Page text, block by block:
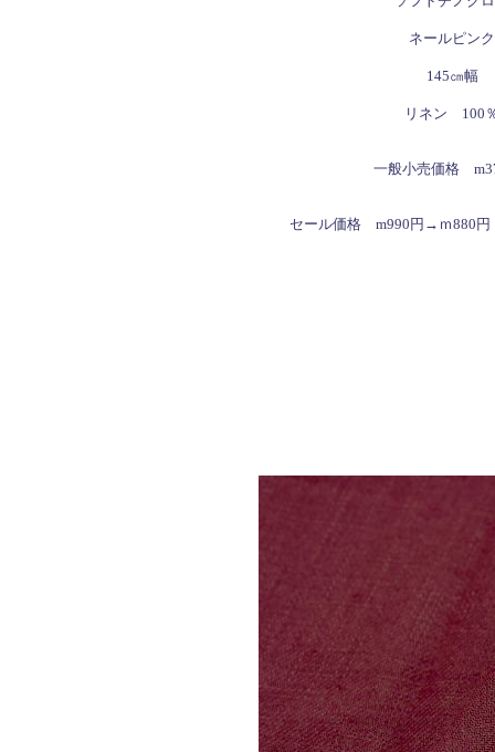
ネールピンク
145㎝幅
リネン 100
一般小売価格
セール価格 m990円→ｍ880